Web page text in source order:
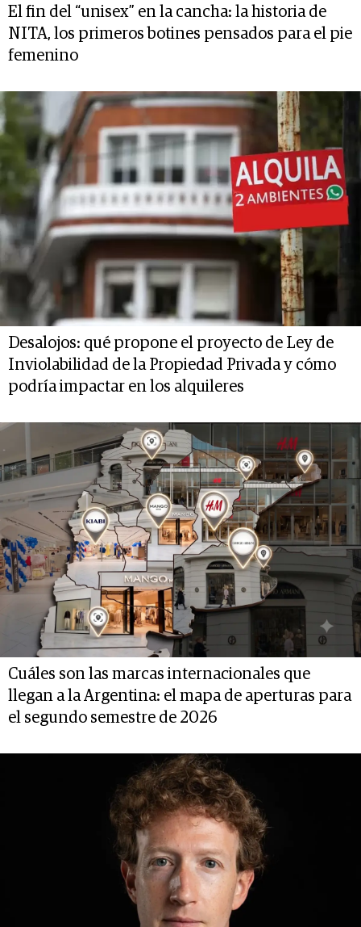
El fin del “unisex” en la cancha: la historia de
NITA, los primeros botines pensados para el pie
femenino
Desalojos: qué propone el proyecto de Ley de
Inviolabilidad de la Propiedad Privada y cómo
podría impactar en los alquileres
Cuáles son las marcas internacionales que
llegan a la Argentina: el mapa de aperturas para
el segundo semestre de 2026